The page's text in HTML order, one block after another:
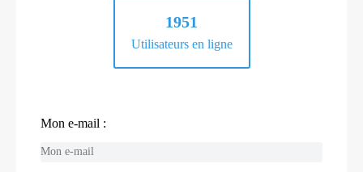
1951
Utilisateurs en ligne
Mon e-mail :